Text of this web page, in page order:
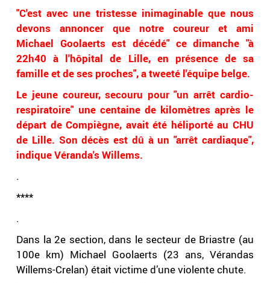
"C'est avec une tristesse inimaginable que nous
devons annoncer que notre coureur et ami
Michael Goolaerts est décédé" ce dimanche "à
22h40 à l'hôpital de Lille, en présence de sa
famille et de ses proches", a tweeté l'équipe belge.
Le jeune coureur, secouru pour "un arrêt cardio-
respiratoire" une centaine de kilomètres après le
départ de Compiègne, avait été héliporté au CHU
de Lille. Son décès est dû à un "arrêt cardiaque",
indique Véranda's Willems.
.
****
.
Dans la 2e section, dans le secteur de Briastre (au
100e km) Michael Goolaerts (23 ans, Vérandas
Willems-Crelan) était victime d’une violente chute.